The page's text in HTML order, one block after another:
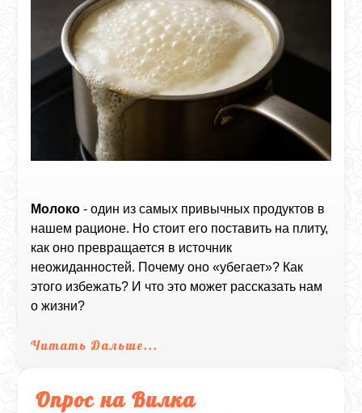
Молоко - один из самых привычных продуктов в
нашем рационе. Но стоит его поставить на плиту,
как оно превращается в источник
неожиданностей. Почему оно «убегает»? Как
этого избежать? И что это может рассказать нам
о жизни?
Читать Дальше...
Опрос на Вилка